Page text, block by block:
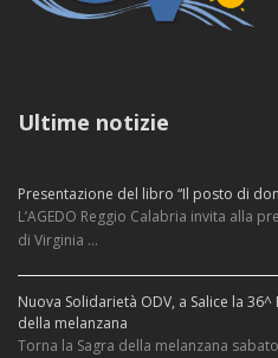
Ultime notizie
Presentazione del libro “Il posto di
L’AGEDO Reggio Calabria invita alla
di Virginia …
Nuova Solidarietà ODV, a Salice la
della melanzana
Torna la Sagra della melanzana